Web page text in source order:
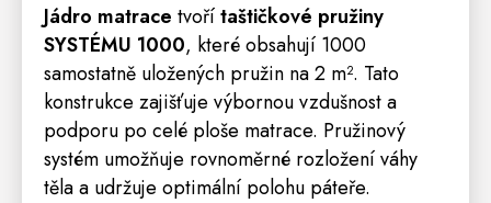
Jádro matrace tvořítaštičkové pružiny
SYSTÉMU 1000, které obsahují 1000
samostatně uložených pružin na 2 m². Tato
konstrukce zajišťuje výbornou vzdušnost a
podporu po celé ploše matrace. Pružinový
systém umožňuje rovnoměrné rozložení váhy
těla a udržuje optimální polohu páteře.